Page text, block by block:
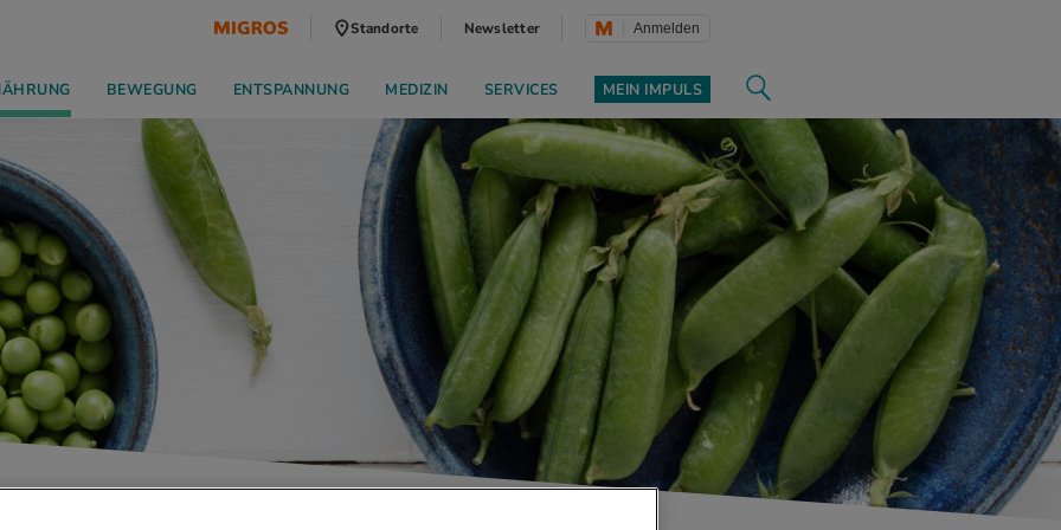
Standorte Newsletter Anmelden
BEWEGUNG ENTSPANNUNG MEDIZIN SERVICES MEIN IMPULS